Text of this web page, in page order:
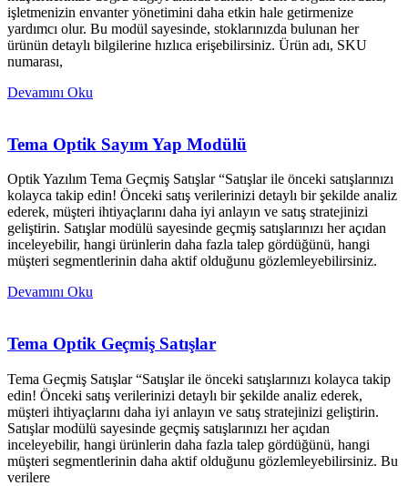
işletmenizin envanter yönetimini daha etkin hale getirmenize
yardımcı olur. Bu modül sayesinde, stoklarınızda bulunan her
ürünün detaylı bilgilerine hızlıca erişebilirsiniz. Ürün adı, SKU
numarası,
Devamını Oku
Tema Optik Sayım Yap Modülü
Optik Yazılım Tema Geçmiş Satışlar “Satışlar ile önceki satışlarınızı
kolayca takip edin! Önceki satış verilerinizi detaylı bir şekilde analiz
ederek, müşteri ihtiyaçlarını daha iyi anlayın ve satış stratejinizi
geliştirin. Satışlar modülü sayesinde geçmiş satışlarınızı her açıdan
inceleyebilir, hangi ürünlerin daha fazla talep gördüğünü, hangi
müşteri segmentlerinin daha aktif olduğunu gözlemleyebilirsiniz.
Devamını Oku
Tema Optik Geçmiş Satışlar
Tema Geçmiş Satışlar “Satışlar ile önceki satışlarınızı kolayca takip
edin! Önceki satış verilerinizi detaylı bir şekilde analiz ederek,
müşteri ihtiyaçlarını daha iyi anlayın ve satış stratejinizi geliştirin.
Satışlar modülü sayesinde geçmiş satışlarınızı her açıdan
inceleyebilir, hangi ürünlerin daha fazla talep gördüğünü, hangi
müşteri segmentlerinin daha aktif olduğunu gözlemleyebilirsiniz. Bu
verilere